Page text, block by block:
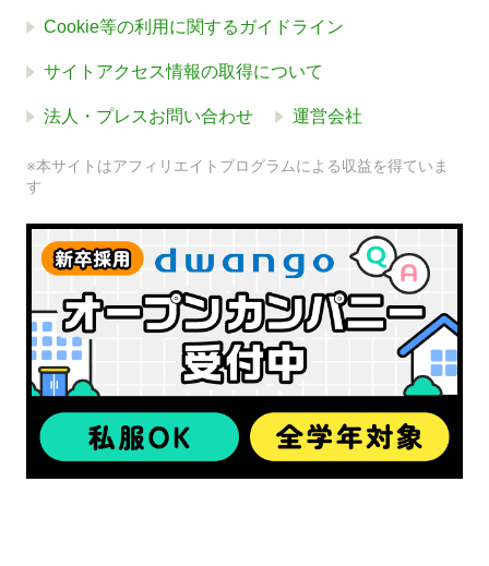
Cookie等の利用に関するガイドライン
サイトアクセス情報の取得について
法人・プレスお問い合わせ 運営会社
※本サイトはアフィリエイトプログラムによる収益を得ていま
す